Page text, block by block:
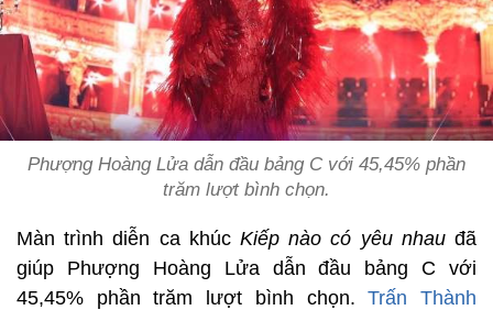
Phượng Hoàng Lửa dẫn đầu bảng C với 45,45% phần
trăm lượt bình chọn.
Màn trình diễn ca khúcKiếp nào có yêu nhauđã
giúp Phượng Hoàng Lửa dẫn đầu bảng C với
45,45% phần trăm lượt bình chọn.Trấn Thành